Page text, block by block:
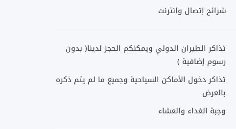
شرائح إتصال وانترنت
تذاكر الطيران الدولي ويمكنكم الحجز لدينا( بدون
رسوم إضافية )
تذاكر دخول الأماكن السياحية وجميع ما لم يتم ذكره
بالعرض
وجبة الغداء والعشاء